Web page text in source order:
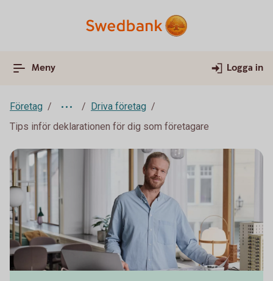
Meny Logga in
Företag
Driva företag
Tips inför deklarationen för dig som företagare